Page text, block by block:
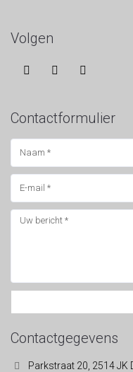
Volgen
Contactformulier
Contactgegevens
Parkstraat 20, 2514 JK